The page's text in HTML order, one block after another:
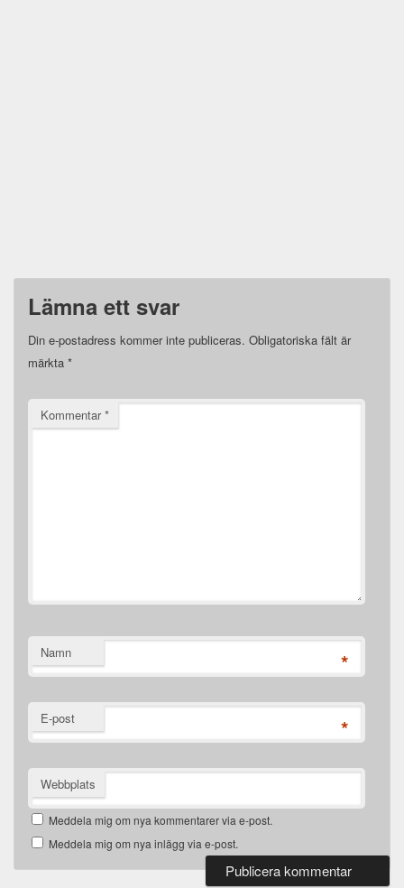
Lämna ett svar
Din e-postadress kommer inte publiceras. Obligatoriska fält är
märkta *
Kommentar*
Namn *
E-post *
Webbplats
Meddela mig om nya kommentarer via e-post.
Meddela mig om nya inlägg via e-post.